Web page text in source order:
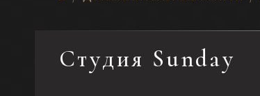
Студия Sunday